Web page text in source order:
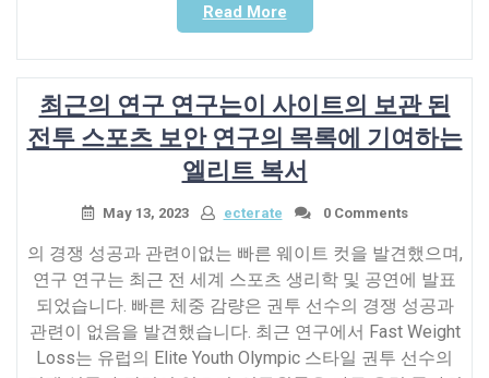
관
가
진
스
트
밍
사
이
트”
Read More“2015
Mr.
Olympia
–
Geoff
Roberts
의
최
고
폭
풍”
최근의 연구 연구는이 사이트의 보관 된
전투 스포츠 보안 연구의 목록에 기여하는
엘리트 복서
May 13, 2023 ecterate 0 Comments
의 경쟁 성공과 관련이없는 빠른 웨이트 컷을 발견했으며,
연구 연구는 최근 전 세계 스포츠 생리학 및 공연에 발표
되었습니다. 빠른 체중 감량은 권투 선수의 경쟁 성공과
관련이 없음을 발견했습니다. 최근 연구에서 Fast Weight
Loss는 유럽의 Elite Youth Olympic 스타일 권투 선수의